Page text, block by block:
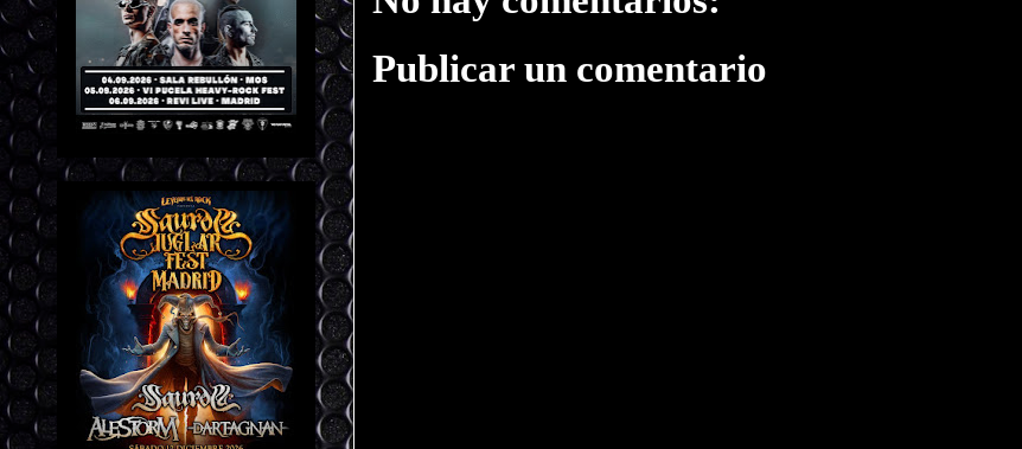
Publicar un comentario